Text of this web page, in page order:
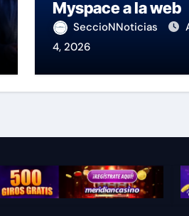
Myspace a la web
SeccioNNoticias
4, 2026